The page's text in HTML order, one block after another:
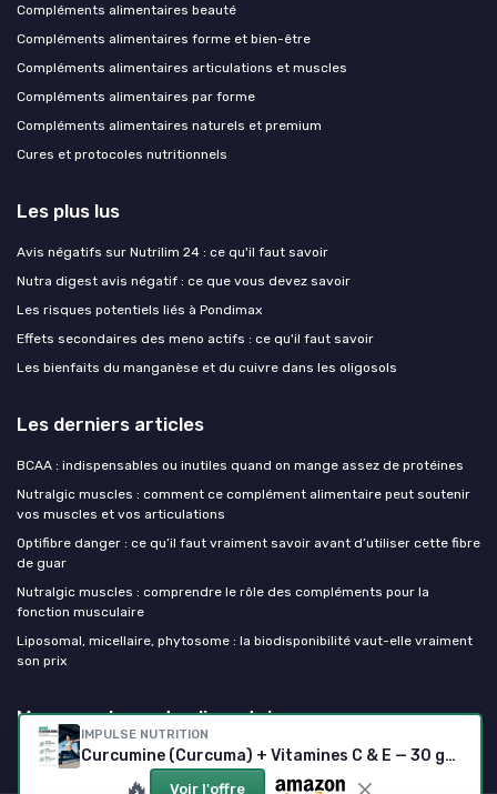
IMPULSE NUTRITION
Curcumine (Curcuma) + Vitamines C & E — 30 gélules
Voir l'offre
Compléments alimentaires beauté
Compléments alimentaires forme et bien-être
Compléments alimentaires articulations et muscles
Compléments alimentaires par forme
Compléments alimentaires naturels et premium
Cures et protocoles nutritionnels
Les plus lus
Avis négatifs sur Nutrilim 24 : ce qu'il faut savoir
Nutra digest avis négatif : ce que vous devez savoir
Les risques potentiels liés à Pondimax
Effets secondaires des meno actifs : ce qu'il faut savoir
Les bienfaits du manganèse et du cuivre dans les oligosols
Les derniers articles
BCAA : indispensables ou inutiles quand on mange assez de protéines
Nutralgic muscles : comment ce complément alimentaire peut soutenir
vos muscles et vos articulations
Optifibre danger : ce qu’il faut vraiment savoir avant d’utiliser cette fibre
de guar
Nutralgic muscles : comprendre le rôle des compléments pour la
fonction musculaire
Liposomal, micellaire, phytosome : la biodisponibilité vaut-elle vraiment
son prix
Mes complements alimentaires